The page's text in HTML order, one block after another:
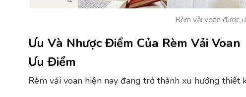
Rèm vải voan được
Ưu Và Nhược Điểm Của Rèm Vải Voan
Ưu Điểm
Rèm vải voan hiện nay đang trở thành xu hướng